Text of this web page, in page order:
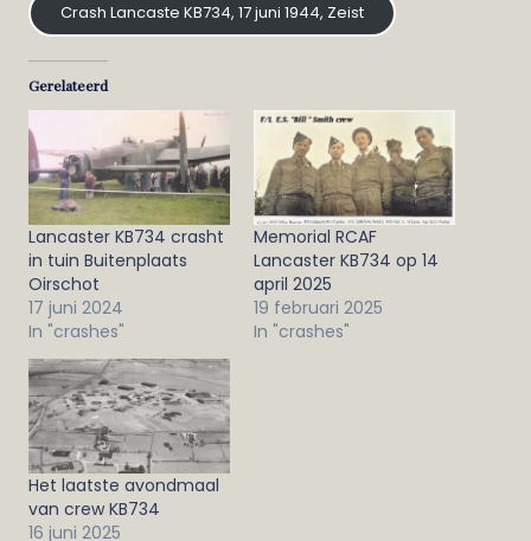
Crash Lancaste KB734, 17 juni 1944, Zeist
Gerelateerd
Lancaster KB734 crasht
in tuin Buitenplaats
Oirschot
17 juni 2024
In "crashes"
Memorial RCAF
Lancaster KB734 op 14
april 2025
19 februari 2025
In "crashes"
Het laatste avondmaal
van crew KB734
16 juni 2025